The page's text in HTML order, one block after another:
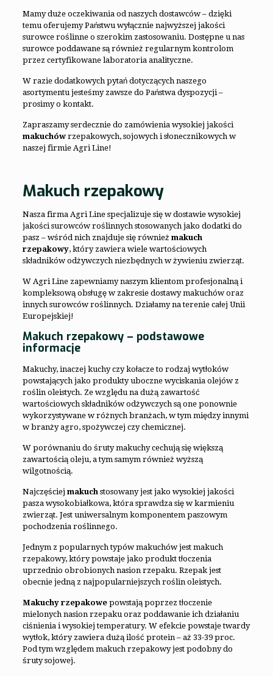
Mamy duże oczekiwania od naszych dostawców – dzięki
temu oferujemy Państwu wyłącznie najwyższej jakości
surowce roślinne o szerokim zastosowaniu. Dostępne u nas
surowce poddawane są również regularnym kontrolom
przez certyfikowane laboratoria analityczne.
W razie dodatkowych pytań dotyczących naszego
asortymentu jesteśmy zawsze do Państwa dyspozycji –
prosimy o kontakt.
Zapraszamy serdecznie do zamówienia wysokiej jakości
makuchówrzepakowych, sojowych i słonecznikowych w
naszej firmie Agri Line!
Makuch rzepakowy
Nasza firma Agri Line specjalizuje się w dostawie wysokiej
jakości surowców roślinnych stosowanych jako dodatki do
pasz – wśród nich znajduje się równieżmakuch
rzepakowy, który zawiera wiele wartościowych
składników odżywczych niezbędnych w żywieniu zwierząt.
W Agri Line zapewniamy naszym klientom profesjonalną i
kompleksową obsługę w zakresie dostawy makuchów oraz
innych surowców roślinnych. Działamy na terenie całej Unii
Europejskiej!
Makuch rzepakowy – podstawowe
informacje
Makuchy, inaczej kuchy czy kołacze to rodzaj wytłoków
powstających jako produkty uboczne wyciskania olejów z
roślin oleistych. Ze względu na dużą zawartość
wartościowych składników odżywczych są one ponownie
wykorzystywane w różnych branżach, w tym między innymi
w branży agro, spożywczej czy chemicznej.
W porównaniu do śruty makuchy cechują się większą
zawartością oleju, a tym samym również wyższą
wilgotnością.
Najczęściejmakuch stosowany jest jako wysokiej jakości
pasza wysokobiałkowa, która sprawdza się w karmieniu
zwierząt. Jest uniwersalnym komponentem paszowym
pochodzenia roślinnego.
Jednym z popularnych typów makuchów jest makuch
rzepakowy, który powstaje jako produkt tłoczenia
uprzednio obrobionych nasion rzepaku. Rzepak jest
obecnie jedną z najpopularniejszych roślin oleistych.
Makuchy rzepakowe powstają poprzez tłoczenie
mielonych nasion rzepaku oraz poddawanie ich działaniu
ciśnienia i wysokiej temperatury. W efekcie powstaje twardy
wytłok, który zawiera dużą ilość protein – aż 33-39 proc.
Pod tym względem makuch rzepakowy jest podobny do
śruty sojowej.